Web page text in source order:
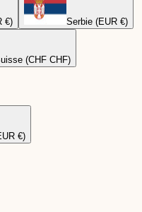
€) Serbie (EUR €)
(CHF CHF)
€)